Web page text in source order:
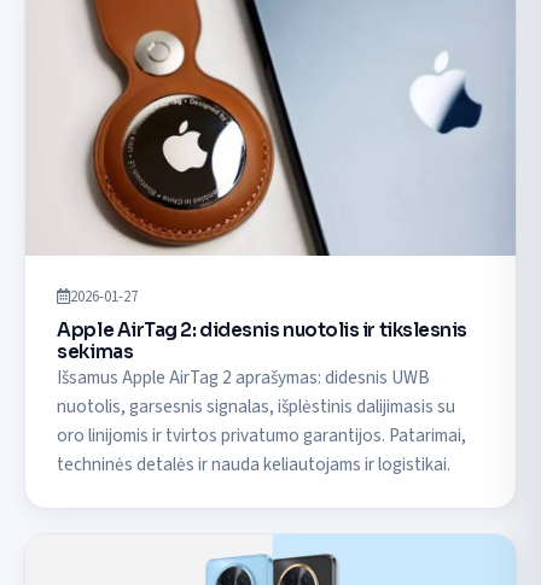
2026-01-27
Apple AirTag 2: didesnis nuotolis ir tikslesnis
sekimas
Išsamus Apple AirTag 2 aprašymas: didesnis UWB
nuotolis, garsesnis signalas, išplėstinis dalijimasis su
oro linijomis ir tvirtos privatumo garantijos. Patarimai,
techninės detalės ir nauda keliautojams ir logistikai.